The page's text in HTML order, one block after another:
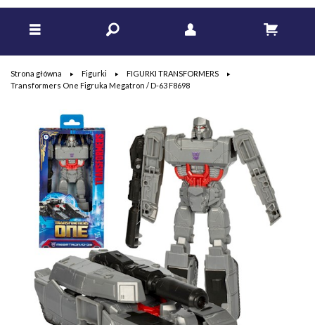
Strona główna Figurki
FIGURKI TRANSFORMERS
Transformers One Figruka Megatron / D-63 F8698